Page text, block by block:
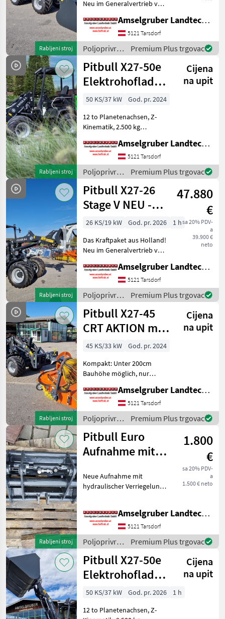
Rabljeni stroj
Neu im Generalvertrieb von
Neben unseren bekannten
Fuchs Hofladern, und Cast
& Worky-Quad Miniladern
erweitert n
Amselgruber Landtechnik GmbH
5121 Tarsdorf
Poljoprivredni
motorni
strojevi /
Pitbull
Premium Plus trgovac
Rabljeni stroj
Pitbull X27-50e
Elektrohoflader
- der Stärkste!
Cijena
na upit
50 KS/37 kW
God. pr. 2024
12 to Planetenachsen, Z-
Kinematik, 2.500 kg
X27-50e Elektrohoflader
setzt neue Maßstäbe am
Elektro-Hofladermarkt.
DIESE DATEN SOLLTEN SIE
Amselgruber Landtechnik GmbH
5121 Tarsdorf
Poljoprivredni
motorni
strojevi /
Pitbull
Premium Plus trgovac
Rabljeni stroj
Pitbull X27-26
Stage V NEU -
Planetenachsen+Z-
47.880
€
sa 20% PDV-
a
39.900 €
neto
26 KS/19 kW God. pr. 2026
1 h
Das Kraftpaket aus Holland!
Neu im Generalvertrieb von
Neben unseren bekannten
Fuchs Hofladern, und Cast
& Worky-Quad Miniladern
erweitert n
Amselgruber Landtechnik GmbH
5121 Tarsdorf
Poljoprivredni
motorni
strojevi /
Pitbull
Premium Plus trgovac
Rabljeni stroj
Pitbull X27-45
CRT AKTION mit
Österreichpaket
Cijena
na upit
45 KS/33 kW
God. pr. 2024
Kompakt: Unter 200cm
Bauhöhe möglich, nur
DATEN SOLLTEN SIE
VERGLEICHEN: -Dana-Spicer
Planetenachsen mit 12
Tonnen Traglast und
Schubkrafterh
Amselgruber Landtechnik GmbH
5121 Tarsdorf
Poljoprivredni
motorni
strojevi /
Pitbull
Premium Plus trgovac
Rabljeni stroj
Pitbull Euro
Aufnahme mit
Verriegelung
1.800
€
sa 20% PDV-
a
1.500 € neto
Neue Aufnahme mit
hydraulischer Verriegelung
weitere neue und
gebrauchte Maschinen und
Geräte in Tarsdorf lagernd
Amselgruber Landtechnik GmbH
5121 Tarsdorf
Poljoprivredni
motorni
strojevi /
Pitbull
Premium Plus trgovac
Pitbull X27-50e
Elektrohoflader
- der Stärkste!
Cijena
na upit
50 KS/37 kW God. pr. 2026
1 h
12 to Planetenachsen, Z-